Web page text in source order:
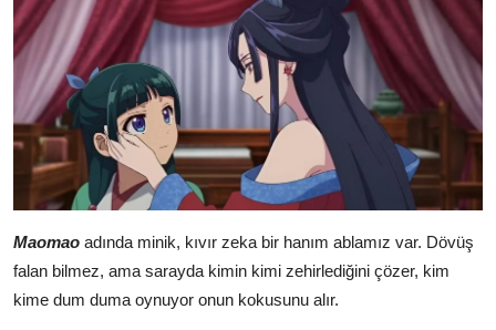
Maomao adında minik, kıvır zeka bir hanım ablamız var. Dövüş
falan bilmez, ama sarayda kimin kimi zehirlediğini çözer, kim
kime dum duma oynuyor onun kokusunu alır.